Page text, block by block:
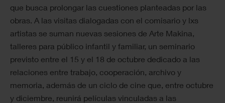
que busca prolongar las cuestiones planteadas por las
obras. A las visitas dialogadas con el comisario y lxs
artistas se suman nuevas sesiones de Arte Makina,
talleres para público infantil y familiar, un seminario
previsto entre el 15 y el 18 de octubre dedicado a las
relaciones entre trabajo, cooperación, archivo y
memoria, además de un ciclo de cine que, entre octubre
y diciembre, reunirá películas vinculadas a las